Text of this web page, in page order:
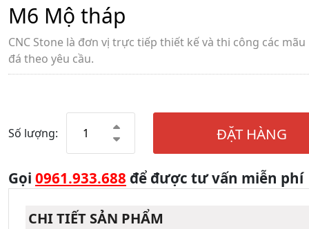
M6 Mộ tháp
CNC Stone là đơn vị trực tiếp thiết kế và thi công các
đá theo yêu cầu.
Số lượng: ĐẶT HÀNG
Gọi 0961.933.688 để được tư vấn miễn phí
CHI TIẾT SẢN PHẨM